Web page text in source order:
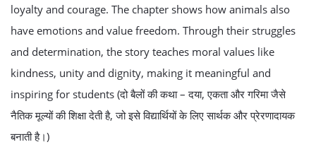
loyalty and courage. The chapter shows how animals also
have emotions and value freedom. Through their struggles
and determination, the story teaches moral values like
kindness, unity and dignity, making it meaningful and
inspiring for students (दो बैलों की कथा – दया, एकता और गरिमा जैसे
नैतिक मूल्यों की शिक्षा देती है, जो इसे विद्यार्थियों के लिए सार्थक और प्रेरणादायक
बनाती है।)